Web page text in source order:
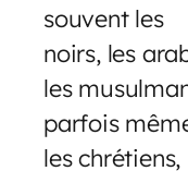
souvent les
noirs, les
les
parfois
les chrétiens,